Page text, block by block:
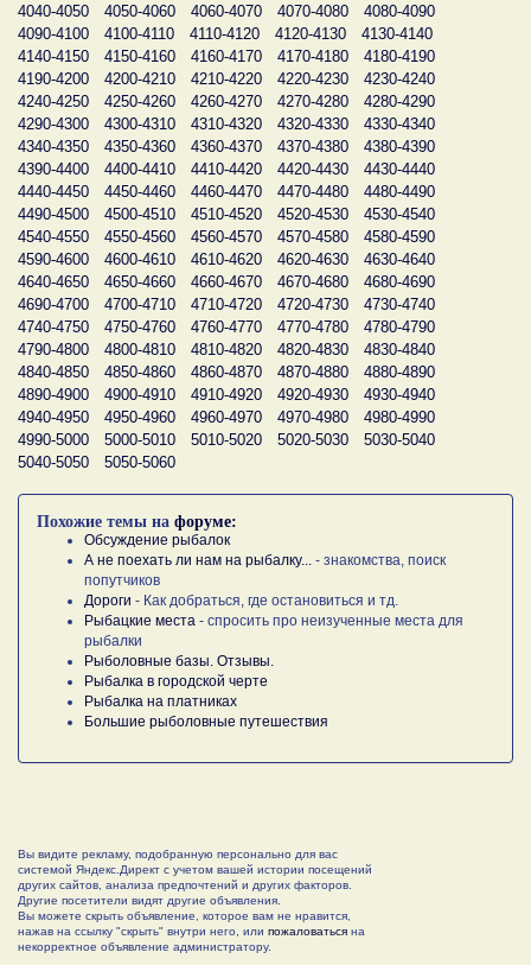
4040-4050
4050-4060 4060-4070 4070-4080
4080-4090
4090-4100
4100-4110 4110-4120 4120-4130
4130-4140
4140-4150
4150-4160 4160-4170 4170-4180
4180-4190
4190-4200
4200-4210 4210-4220 4220-4230
4230-4240
4240-4250
4250-4260 4260-4270 4270-4280
4280-4290
4290-4300
4300-4310 4310-4320 4320-4330
4330-4340
4340-4350
4350-4360 4360-4370 4370-4380
4380-4390
4390-4400
4400-4410 4410-4420 4420-4430
4430-4440
4440-4450
4450-4460 4460-4470 4470-4480
4480-4490
4490-4500
4500-4510 4510-4520 4520-4530
4530-4540
4540-4550
4550-4560 4560-4570 4570-4580
4580-4590
4590-4600
4600-4610 4610-4620 4620-4630
4630-4640
4640-4650
4650-4660 4660-4670 4670-4680
4680-4690
4690-4700
4700-4710 4710-4720 4720-4730
4730-4740
4740-4750
4750-4760 4760-4770 4770-4780
4780-4790
4790-4800
4800-4810 4810-4820 4820-4830
4830-4840
4840-4850
4850-4860 4860-4870 4870-4880
4880-4890
4890-4900
4900-4910 4910-4920 4920-4930
4930-4940
4940-4950
4950-4960 4960-4970 4970-4980
4980-4990
4990-5000
5000-5010 5010-5020 5020-5030
5030-5040
5040-5050
5050-5060
Похожие темы на форуме:
Обсуждение рыбалок
А не поехать ли нам на рыбалку... - знакомства, поиск
попутчиков
Дороги - Как добраться, где остановиться и тд.
Рыбацкие места - спросить про неизученные места для
рыбалки
Рыболовные базы. Отзывы.
Рыбалка в городской черте
Рыбалка на платниках
Большие рыболовные путешествия
Вы видите рекламу, подобранную персонально для вас
системой Яндекс.Директ с учетом вашей истории посещений
других сайтов, анализа предпочтений и других факторов.
Другие посетители видят другие объявления.
Вы можете скрыть объявление, которое вам не нравится,
нажав на ссылку "скрыть" внутри него, или пожаловаться на
некорректное объявление администратору.